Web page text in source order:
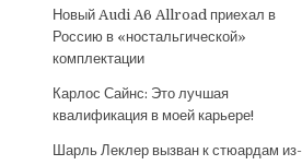
Новый Audi A6 Allroad приехал в
Россию в «ностальгической»
комплектации
Карлос Сайнс: Это лучшая
квалификация в моей карьере!
Шарль Леклер вызван к стюардам из-